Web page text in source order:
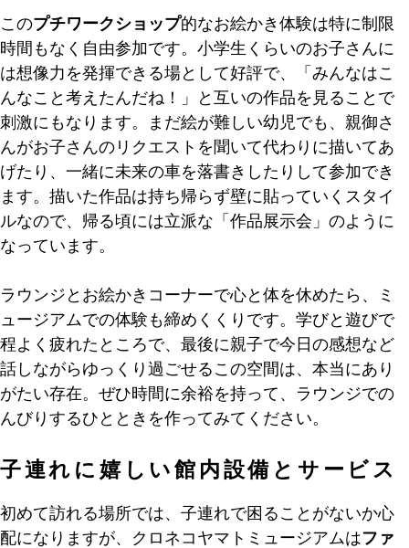
このプチワークショップ的なお絵かき体験は特に制限
時間もなく自由参加です。小学生くらいのお子さんに
は想像力を発揮できる場として好評で、「みんなはこ
んなこと考えたんだね！」と互いの作品を見ることで
刺激にもなります。まだ絵が難しい幼児でも、親御さ
んがお子さんのリクエストを聞いて代わりに描いてあ
げたり、一緒に未来の車を落書きしたりして参加でき
ます。描いた作品は持ち帰らず壁に貼っていくスタイ
ルなので、帰る頃には立派な「作品展示会」のように
なっています。
ラウンジとお絵かきコーナーで心と体を休めたら、ミ
ュージアムでの体験も締めくくりです。学びと遊びで
程よく疲れたところで、最後に親子で今日の感想など
話しながらゆっくり過ごせるこの空間は、本当にあり
がたい存在。ぜひ時間に余裕を持って、ラウンジでの
んびりするひとときを作ってみてください。
子連れに嬉しい館内設備とサービス
初めて訪れる場所では、子連れで困ることがないか心
配になりますが、クロネコヤマトミュージアムはファ